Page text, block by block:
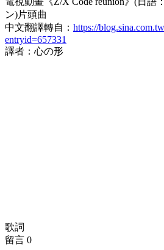
ン)片頭曲
中文翻譯轉自： https://
entryid=657331
譯者：心の形
歌詞
留言 0